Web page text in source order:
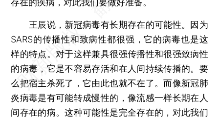
存在的疾病，对此我们要做好准备。
王辰说，新冠病毒有长期存在的可能性。因为
SARS的传播性和致病性都很强，它的病毒也是这
样的特点。对于这样兼具很强传播性和很强致病性
的病毒，它是不容易存活和在人间持续传播的。要
么把宿主杀死了，它由此也就不在了。而像新冠肺
炎病毒是有可能转成慢性的，像流感一样长期在人
间存在的病。这种可能性是完全存在的，对此我们